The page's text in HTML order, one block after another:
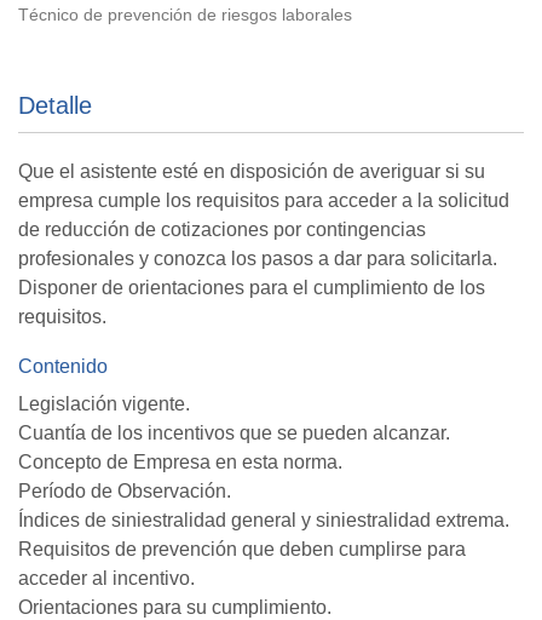
Técnico de prevención de riesgos laborales
Detalle
Que el asistente esté en disposición de averiguar si su
empresa cumple los requisitos para acceder a la solicitud
de reducción de cotizaciones por contingencias
profesionales y conozca los pasos a dar para solicitarla.
Disponer de orientaciones para el cumplimiento de los
requisitos.
Contenido
Legislación vigente.
Cuantía de los incentivos que se pueden alcanzar.
Concepto de Empresa en esta norma.
Período de Observación.
Índices de siniestralidad general y siniestralidad extrema.
Requisitos de prevención que deben cumplirse para
acceder al incentivo.
Orientaciones para su cumplimiento.